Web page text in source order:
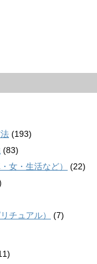
(193)
(83)
女・生活など）
(22)
チュアル）
(7)